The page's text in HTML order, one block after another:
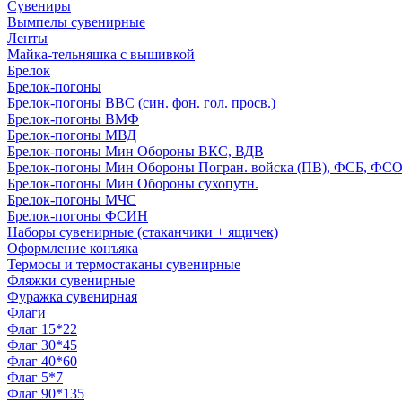
Сувениры
Вымпелы сувенирные
Ленты
Майка-тельняшка с вышивкой
Брелок
Брелок-погоны
Брелок-погоны ВВС (син. фон. гол. просв.)
Брелок-погоны ВМФ
Брелок-погоны МВД
Брелок-погоны Мин Обороны ВКС, ВДВ
Брелок-погоны Мин Обороны Погран. войска (ПВ), ФСБ, ФСО
Брелок-погоны Мин Обороны сухопутн.
Брелок-погоны МЧС
Брелок-погоны ФСИН
Наборы сувенирные (стаканчики + ящичек)
Оформление конъяка
Термосы и термостаканы сувенирные
Фляжки сувенирные
Фуражка сувенирная
Флаги
Флаг 15*22
Флаг 30*45
Флаг 40*60
Флаг 5*7
Флаг 90*135